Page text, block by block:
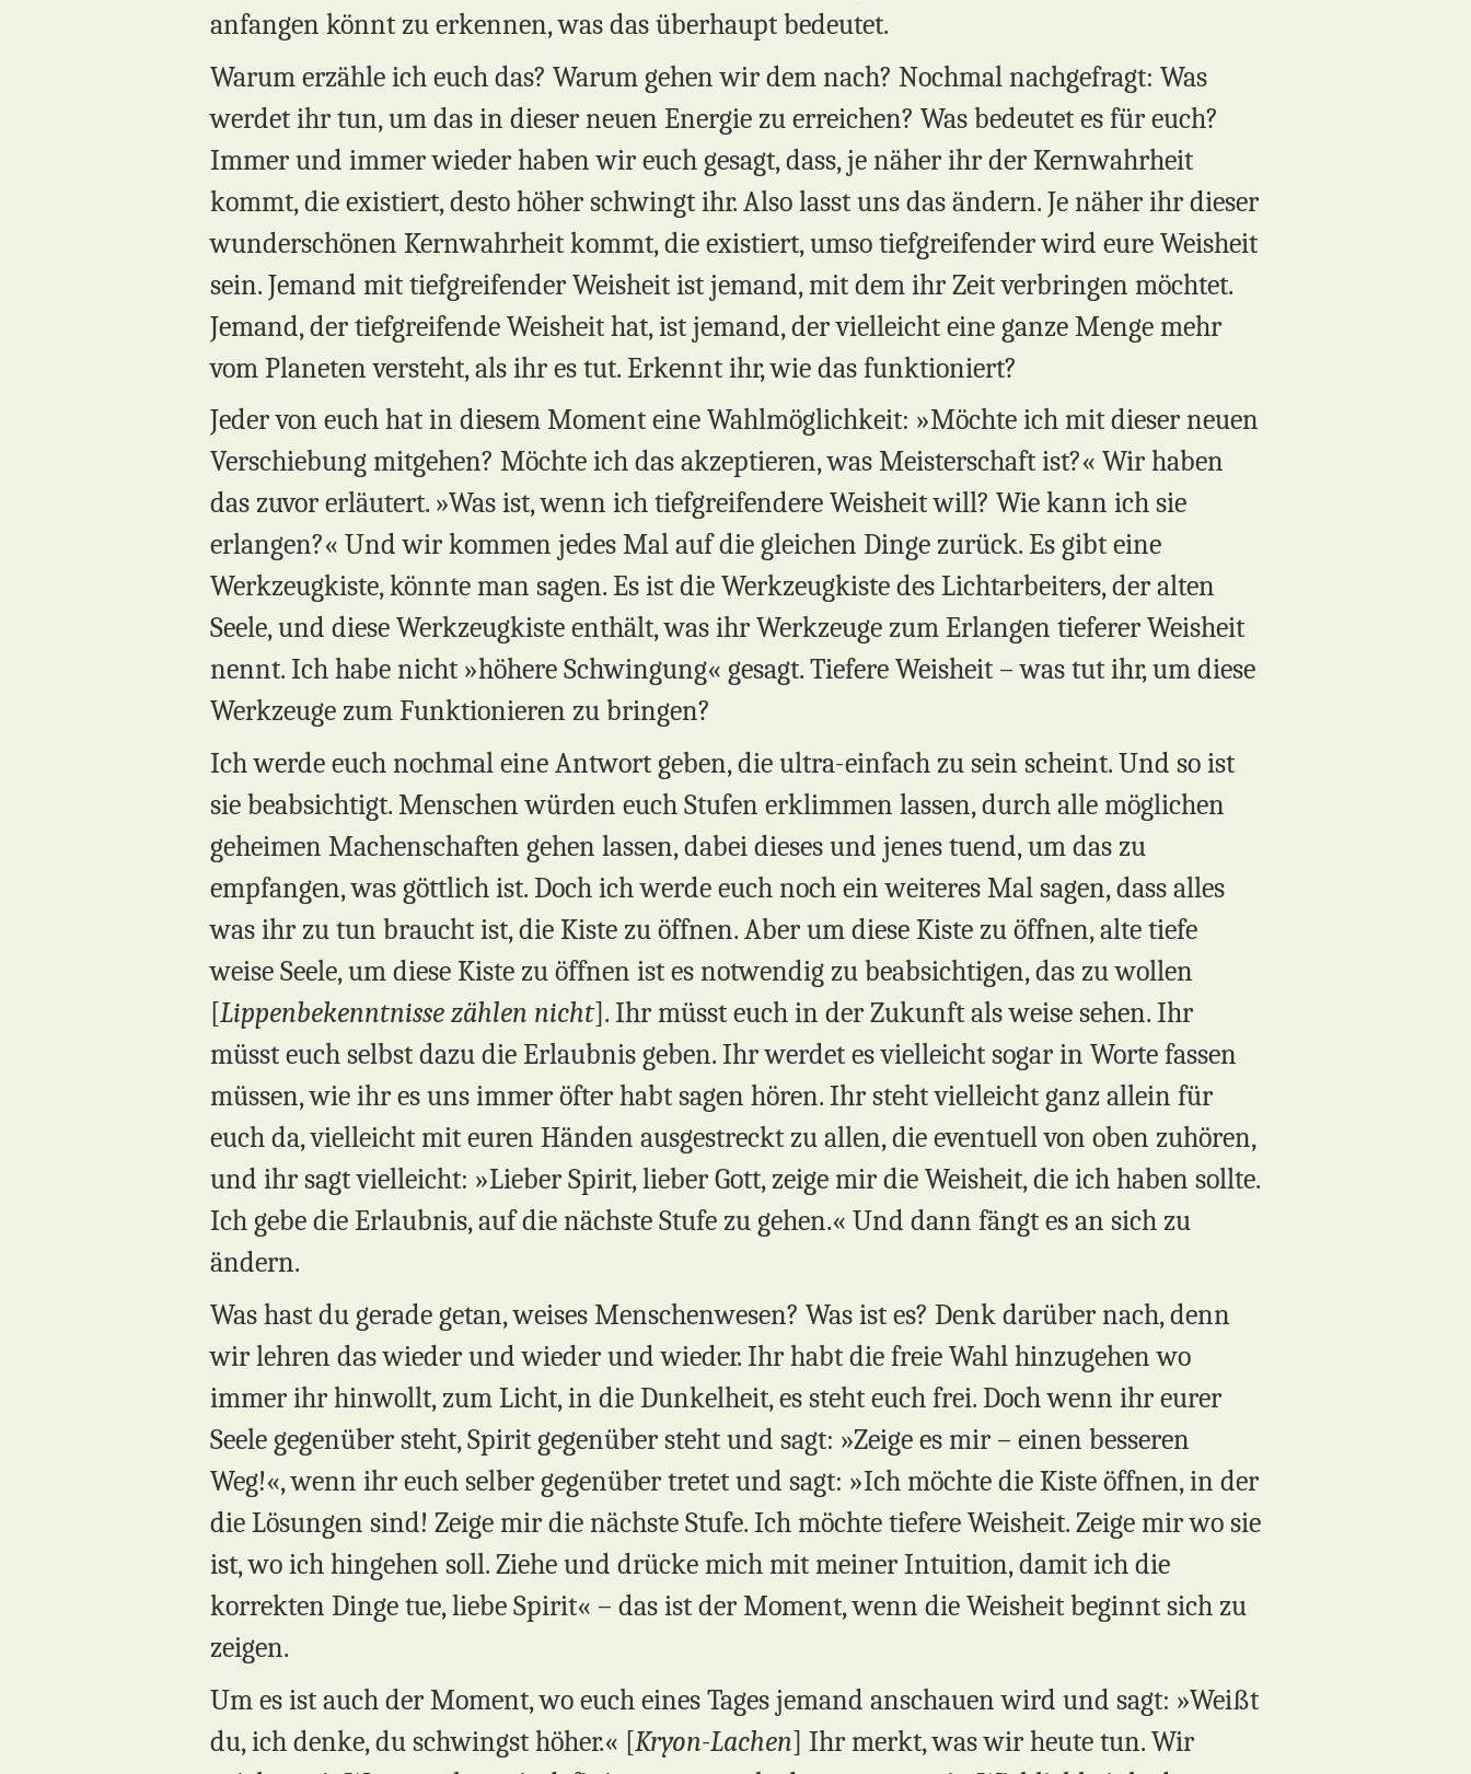
anfangen könnt zu erkennen, was das überhaupt bedeutet.
Warum erzähle ich euch das? Warum gehen wir dem nach? Nochmal nachgefragt: Was
werdet ihr tun, um das in dieser neuen Energie zu erreichen? Was bedeutet es für euch?
Immer und immer wieder haben wir euch gesagt, dass, je näher ihr der Kernwahrheit
kommt, die existiert, desto höher schwingt ihr. Also lasst uns das ändern. Je näher ihr dieser
wunderschönen Kernwahrheit kommt, die existiert, umso tiefgreifender wird eure Weisheit
sein. Jemand mit tiefgreifender Weisheit ist jemand, mit dem ihr Zeit verbringen möchtet.
Jemand, der tiefgreifende Weisheit hat, ist jemand, der vielleicht eine ganze Menge mehr
vom Planeten versteht, als ihr es tut. Erkennt ihr, wie das funktioniert?
Jeder von euch hat in diesem Moment eine Wahlmöglichkeit: »Möchte ich mit dieser neuen
Verschiebung mitgehen? Möchte ich das akzeptieren, was Meisterschaft ist?« Wir haben
das zuvor erläutert. »Was ist, wenn ich tiefgreifendere Weisheit will? Wie kann ich sie
erlangen?« Und wir kommen jedes Mal auf die gleichen Dinge zurück. Es gibt eine
Werkzeugkiste, könnte man sagen. Es ist die Werkzeugkiste des Lichtarbeiters, der alten
Seele, und diese Werkzeugkiste enthält, was ihr Werkzeuge zum Erlangen tieferer Weisheit
nennt. Ich habe nicht »höhere Schwingung« gesagt. Tiefere Weisheit – was tut ihr, um diese
Werkzeuge zum Funktionieren zu bringen?
Ich werde euch nochmal eine Antwort geben, die ultra-einfach zu sein scheint. Und so ist
sie beabsichtigt. Menschen würden euch Stufen erklimmen lassen, durch alle möglichen
geheimen Machenschaften gehen lassen, dabei dieses und jenes tuend, um das zu
empfangen, was göttlich ist. Doch ich werde euch noch ein weiteres Mal sagen, dass alles
was ihr zu tun braucht ist, die Kiste zu öffnen. Aber um diese Kiste zu öffnen, alte tiefe
weise Seele, um diese Kiste zu öffnen ist es notwendig zu beabsichtigen, das zu wollen
[Lippenbekenntnisse zählen nicht]. Ihr müsst euch in der Zukunft als weise sehen. Ihr
müsst euch selbst dazu die Erlaubnis geben. Ihr werdet es vielleicht sogar in Worte fassen
müssen, wie ihr es uns immer öfter habt sagen hören. Ihr steht vielleicht ganz allein für
euch da, vielleicht mit euren Händen ausgestreckt zu allen, die eventuell von oben zuhören,
und ihr sagt vielleicht: »Lieber Spirit, lieber Gott, zeige mir die Weisheit, die ich haben sollte.
Ich gebe die Erlaubnis, auf die nächste Stufe zu gehen.« Und dann fängt es an sich zu
ändern.
Was hast du gerade getan, weises Menschenwesen? Was ist es? Denk darüber nach, denn
wir lehren das wieder und wieder und wieder. Ihr habt die freie Wahl hinzugehen wo
immer ihr hinwollt, zum Licht, in die Dunkelheit, es steht euch frei. Doch wenn ihr eurer
Seele gegenüber steht, Spirit gegenüber steht und sagt: »Zeige es mir – einen besseren
Weg!«, wenn ihr euch selber gegenüber tretet und sagt: »Ich möchte die Kiste öffnen, in der
die Lösungen sind! Zeige mir die nächste Stufe. Ich möchte tiefere Weisheit. Zeige mir wo sie
ist, wo ich hingehen soll. Ziehe und drücke mich mit meiner Intuition, damit ich die
korrekten Dinge tue, liebe Spirit« – das ist der Moment, wenn die Weisheit beginnt sich zu
zeigen.
Um es ist auch der Moment, wo euch eines Tages jemand anschauen wird und sagt: »Weißt
du, ich denke, du schwingst höher.« [Kryon-Lachen] Ihr merkt, was wir heute tun. Wir